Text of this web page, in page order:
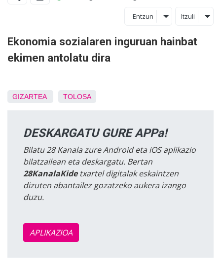
Entzun Itzuli
Ekonomia sozialaren inguruan hainbat
ekimen antolatu dira
GIZARTEA TOLOSA
DESKARGATU GURE APPa!
Bilatu 28 Kanala zure Android eta iOS aplikazio
bilatzailean eta deskargatu. Bertan
28KanalaKidetxartel digitalak eskaintzen
dizuten abantailez gozatzeko aukera izango
duzu.
APLIKAZIOA